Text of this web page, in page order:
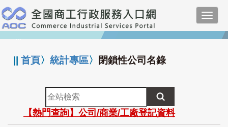
跳
到
主
要
:::
||首頁〉統計專區〉 閉鎖性公司名錄
全
站
檢
索
【熱門查詢】公司/商業/工廠登記資料